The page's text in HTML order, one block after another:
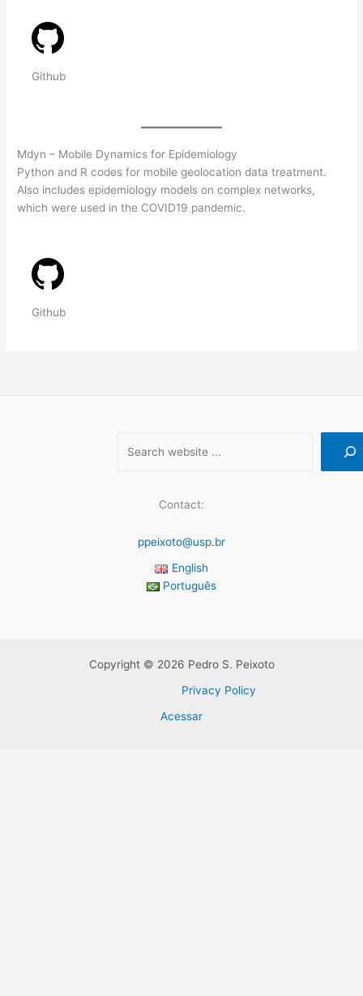
Github
Mdyn – Mobile Dynamics for Epidemiology
Python and R codes for mobile geolocation data treatment.
Also includes epidemiology models on complex networks,
which were used in the COVID19 pandemic.
Github
Contact:
ppeixoto@usp.br
English
Português
Copyright © 2026 Pedro S. Peixoto
Privacy Policy
Acessar